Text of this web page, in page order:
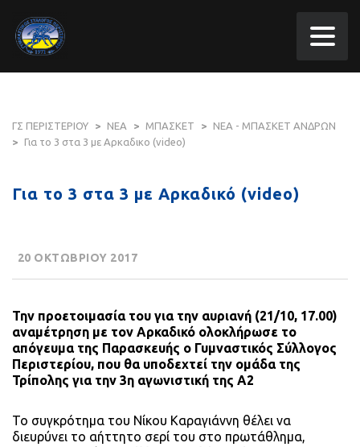
ΓΣ ΠΕΡΙΣΤΕΡΙΟΥ > ΝΕΑ > ΜΠΑΣΚΕΤ >
ΝΕΑ - ΜΠΑΣΚΕΤ ΑΝΔΡΩΝ
>
Για το 3 στα 3 με Αρκαδικο (video)
Για το 3 στα 3 με Αρκαδικό (video)
20 ΟΚΤΩΒΡΙΟΥ 2017
Την προετοιμασία του για την αυριανή (21/10, 17.00)
αναμέτρηση με τον Αρκαδικό ολοκλήρωσε το
απόγευμα της Παρασκευής ο Γυμναστικός Σύλλογος
Περιστερίου, που θα υποδεχτεί την ομάδα της
Τρίπολης για την 3η αγωνιστική της Α2
Το συγκρότημα του Νίκου Καραγιάννη θέλει να
διευρύνει το αήττητο σερί του στο πρωτάθλημα,